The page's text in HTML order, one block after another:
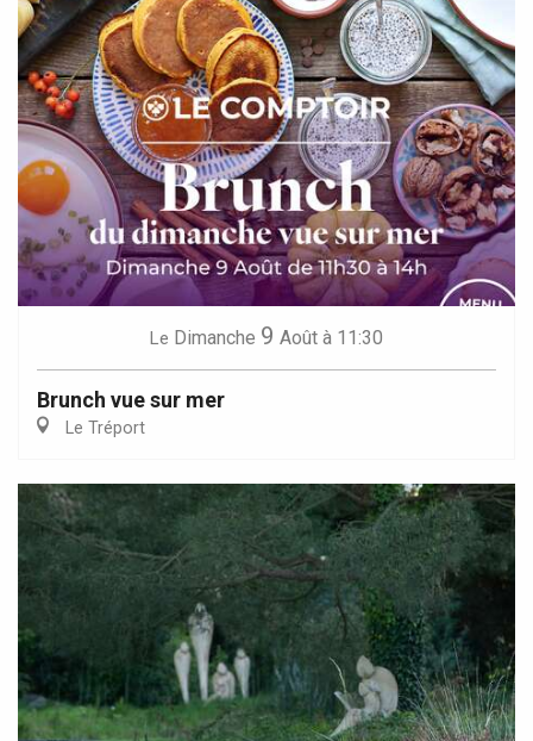
Le Dimanche 9 Août à 11:30
Brunch vue sur mer
Le Tréport